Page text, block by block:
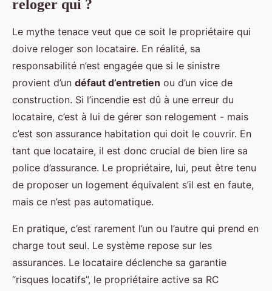
reloger qui ?
Le mythe tenace veut que ce soit le propriétaire qui
doive reloger son locataire. En réalité, sa
responsabilité n’est engagée que si le sinistre
provient d’un défaut d’entretien ou d’un vice de
construction. Si l’incendie est dû à une erreur du
locataire, c’est à lui de gérer son relogement - mais
c’est son assurance habitation qui doit le couvrir. En
tant que locataire, il est donc crucial de bien lire sa
police d’assurance. Le propriétaire, lui, peut être tenu
de proposer un logement équivalent s’il est en faute,
mais ce n’est pas automatique.
En pratique, c’est rarement l’un ou l’autre qui prend en
charge tout seul. Le système repose sur les
assurances. Le locataire déclenche sa garantie
“risques locatifs”, le propriétaire active sa RC